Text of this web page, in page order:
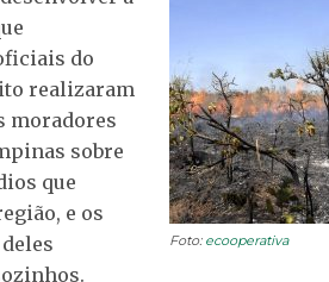
Foto: ecooperativa
do
realizaram
moradores
sobre
que
e os